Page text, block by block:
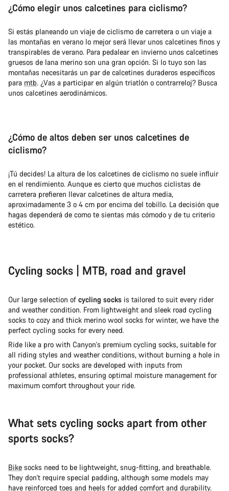
¿Cómo elegir unos calcetines para ciclismo?
Si estás planeando un viaje de ciclismo de carretera o un viaje a
las montañas en verano lo mejor será llevar unos calcetines finos y
transpirables de verano. Para pedalear en invierno unos calcetines
gruesos de lana merino son una gran opción. Si lo tuyo son las
montañas necesitarás un par de calcetines duraderos específicos
para mtb. ¿Vas a participar en algún triatlón o contrarreloj? Busca
unos calcetines aerodinámicos.
¿Cómo de altos deben ser unos calcetines de
ciclismo?
¡Tú decides! La altura de los calcetines de ciclismo no suele influir
en el rendimiento. Aunque es cierto que muchos ciclistas de
carretera prefieren llevar calcetines de altura media,
aproximadamente 3 o 4 cm por encima del tobillo. La decisión que
hagas dependerá de como te sientas más cómodo y de tu criterio
estético.
Cycling socks | MTB, road and gravel
Our large selection of cycling socks is tailored to suit every rider
and weather condition. From lightweight and sleek road cycling
socks to cozy and thick merino wool socks for winter, we have the
perfect cycling socks for every need.
Ride like a pro with Canyon's premium cycling socks, suitable for
all riding styles and weather conditions, without burning a hole in
your pocket. Our socks are developed with inputs from
professional athletes, ensuring optimal moisture management for
maximum comfort throughout your ride.
What sets cycling socks apart from other
sports socks?
Bike socks need to be lightweight, snug-fitting, and breathable.
They don't require special padding, although some models may
have reinforced toes and heels for added comfort and durability.